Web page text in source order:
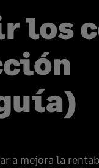
los
a mejora la